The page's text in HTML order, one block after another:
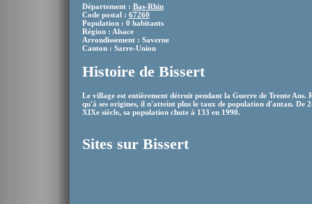
Département : Bas-Rhin
Code postal : 67260
Population : 0 habitants
Région : Alsace
Arrondissement : Saverne
Canton : Sarre-Union
Histoire de Bissert
Le village est entièrement détruit pendant la Guerre de Trente
qu'à ses origines, il n'atteint plus le taux de population d'antan. De
XIXe siècle, sa population chute à 133 en 1990.
Sites sur Bissert